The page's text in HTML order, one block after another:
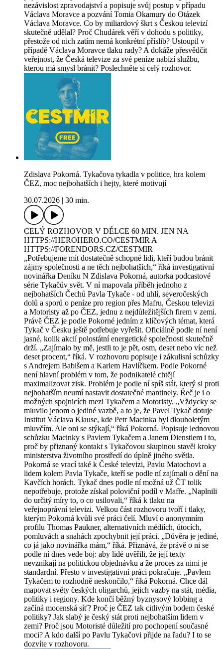
nezávislost zpravodajství a popisuje svůj postup v případu
Václava Moravce a pozvání Tomia Okamury do Otázek
Václava Moravce. Co by miliardový škrt s Českou televizí
skutečně udělal? Proč Chudárek věří v dohodu s politiky,
přestože od nich zatím nemá konkrétní příslib? Ustoupil v
případě Václava Moravce tlaku rady? A dokáže přesvědčit
veřejnost, že Česká televize za své peníze nabízí službu,
kterou má smysl bránit? Poslechněte si celý rozhovor.
Zdislava Pokorná. Tykačova tykadla v politice, hra kolem
ČEZ, moc nejbohatších i hejty, které motivují
30.07.2026
30 min.
CELÝ ROZHOVOR V DÉLCE 60 MIN. JEN NA
⁠HTTPS://HEROHERO.CO/CESTMIR⁠⁠⁠⁠ A
⁠HTTPS://FORENDORS.CZ/CESTMIR
„Potřebujeme mít dostatečně schopné lidi, kteří budou bránit
zájmy společnosti a ne těch nejbohatších,“ říká investigativní
novinářka Deníku N Zdislava Pokorná, autorka podcastové
série Tykačův svět. V ní mapovala příběh jednoho z
nejbohatších Čechů Pavla Tykače - od uhlí, severočeských
dolů a sporů o peníze pro region přes Mafru, Českou televizi
a Motoristy až po ČEZ, jednu z nejdůležitějších firem v zemi.
Právě ČEZ je podle Pokorné jedním z klíčových témat, která
Tykač v Česku ještě potřebuje vyřešit. Oficiálně podle ní není
jasné, kolik akcií polostátní energetické společnosti skutečně
drží. „Zajímalo by mě, jestli to je pět, osm, deset nebo víc než
deset procent,“ říká. V rozhovoru popisuje i zákulisní schůzky
s Andrejem Babišem a Karlem Havlíčkem. Podle Pokorné
není hlavní problém v tom, že podnikatelé chtějí
maximalizovat zisk. Problém je podle ní spíš stát, který si proti
nejbohatším neumí nastavit dostatečné mantinely. Řeč je i o
možných spojnicích mezi Tykačem a Motoristy. „Vždycky se
mluvilo jenom o jediné vazbě, a to je, že Pavel Tykač dotuje
Institut Václava Klause, kde Petr Macinka byl dlouholetým
mluvčím. Ale oni se stýkají,“ říká Pokorná. Popisuje lednovou
schůzku Macinky s Pavlem Tykačem a Janem Dienstlem i to,
proč by přiznaný kontakt s Tykačovou skupinou stavěl kroky
ministerstva životního prostředí do úplně jiného světla.
Pokorná se vrací také k České televizi, Pavlu Matochovi a
lidem kolem Pavla Tykače, kteří se podle ní zajímali o dění na
Kavčích horách. Tykač dnes podle ní možná už ČT tolik
nepotřebuje, protože získal poloviční podíl v Mafře. „Naplnili
do určitý míry to, o co usilovali,“ říká k tlaku na
veřejnoprávní televizi. Velkou část rozhovoru tvoří i tlaky,
kterým Pokorná kvůli své práci čelí. Mluví o anonymním
profilu Thomas Paukner, alternativních médiích, útocích,
pomluvách a snahách zpochybnit její práci. „Důvěra je jediné,
co já jako novinářka mám,“ říká. Přiznává, že právě o ni se
podle ní dnes vede boj: aby lidé uvěřili, že její texty
nevznikají na politickou objednávku a že proces za nimi je
standardní. Přesto v investigativní práci pokračuje. „Pavlem
Tykačem to rozhodně neskončilo,“ říká Pokorná. Chce dál
mapovat světy českých oligarchů, jejich vazby na stát, média,
politiky i regiony. Kde končí běžný byznysový lobbing a
začíná mocenská síť? Proč je ČEZ tak citlivým bodem české
politiky? Jak slabý je český stát proti nejbohatším lidem v
zemi? Proč jsou Motoristé důležití pro pochopení současné
moci? A kdo další po Pavlu Tykačovi přijde na řadu? I to se
dozvíte v rozhovoru.